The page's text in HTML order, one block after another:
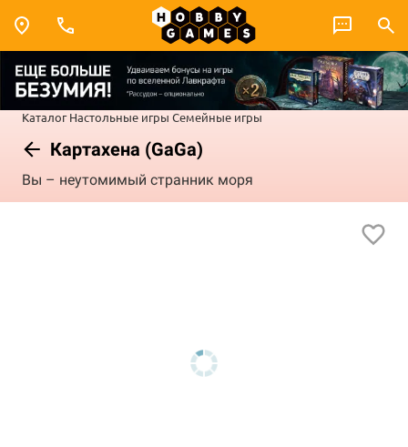
Каталог Настольные игры Семейные игры
Картахена (GaGa)
Вы – неутомимый странник моря